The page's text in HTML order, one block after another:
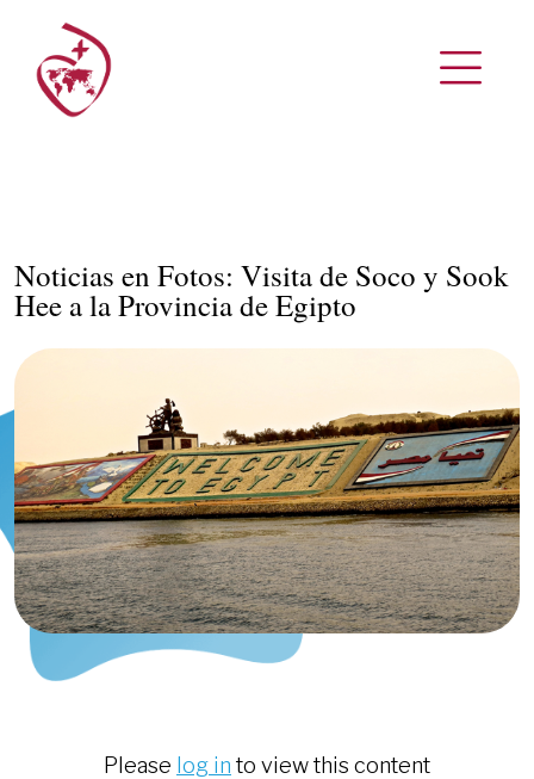
Noticias en Fotos: Visita de Soco y Sook
Hee a la Provincia de Egipto
Please log in to view this content